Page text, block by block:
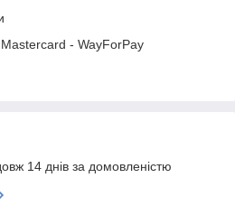
- WayForPay
14 днів за домовленістю